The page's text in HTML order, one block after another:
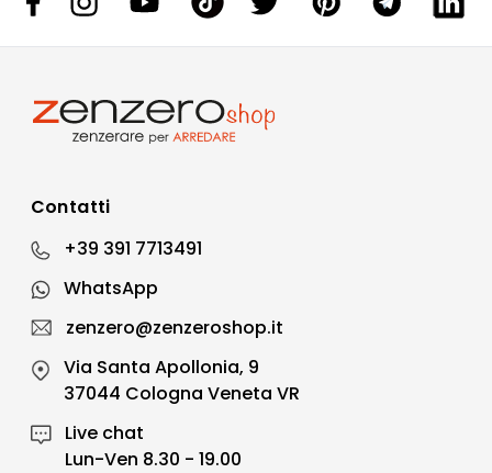
Contatti
+39 391 7713491
WhatsApp
zenzero@zenzeroshop.it
Via Santa Apollonia, 9
37044 Cologna Veneta VR
Live chat
Lun-Ven 8.30 - 19.00